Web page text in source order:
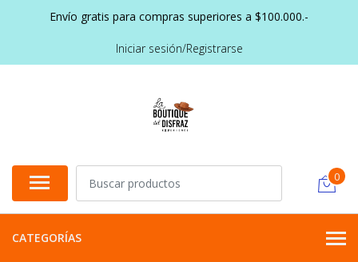
Envío gratis para compras superiores a $100.000.-
Iniciar sesión/Registrarse
0
CATEGORÍAS